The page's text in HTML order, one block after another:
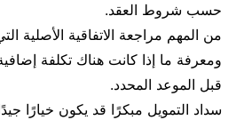
حسب شروط العقد.
من المهم مراجعة الاتفاقية الأصلية
ومعرفة ما إذا كانت هناك تكلفة
قبل الموعد المحدد.
سداد التمويل مبكرًا قد يكون خيارًا